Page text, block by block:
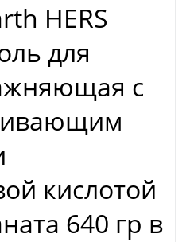
HERS
для
с
кислотой
640 гр в